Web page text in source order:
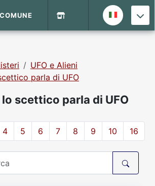
UFO e Alieni
parla di UFO
scettico parla di UFO
4 5 6 7 8 9 10 16